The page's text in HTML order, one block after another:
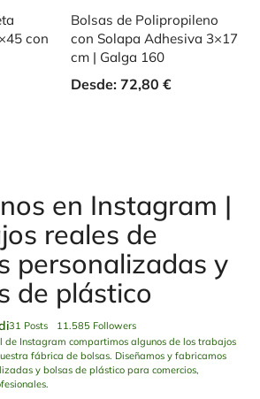
con
Bolsas de Polipropileno
con Solapa Adhesiva 3×17
cm | Galga 160
Desde: 72,80 €
en Instagram |
reales de
personalizadas y
de plástico
31 Posts
11.585 Followers
de Instagram compartimos algunos de los trabajos
fábrica de bolsas. Diseñamos y fabricamos
y bolsas de plástico para comercios,